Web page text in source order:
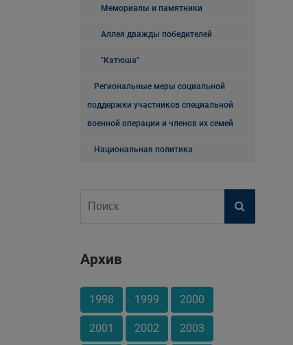
Мемориалы и памятники
Аллея дважды победителей
"Катюша"
Региональные меры социальной
поддержки участников специальной
военной операции и членов их семей
Национальная политика
Архив
1998 1999 2000
2001 2002 2003